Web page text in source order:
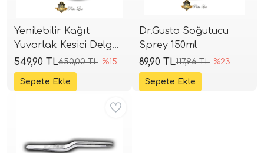
Yenilebilir Kağıt
Yuvarlak Kesici Delgeç
5 cm - Wafer Paper
Punch
650,00 TL %15
549,90 TL
Dr.Gusto Soğutucu
Sprey 150ml
117,96 TL %23
89,90 TL